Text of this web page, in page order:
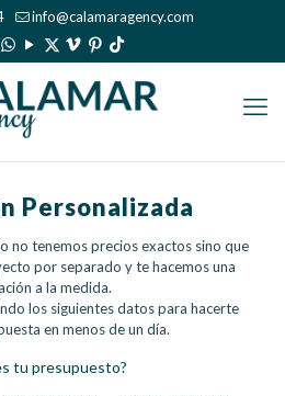
info@calamaragency.com
Personalizada
no tenemos precios exactos sino que
por separado y te hacemos una
a la medida.
los siguientes datos para hacerte
en menos de un día.
tu presupuesto?